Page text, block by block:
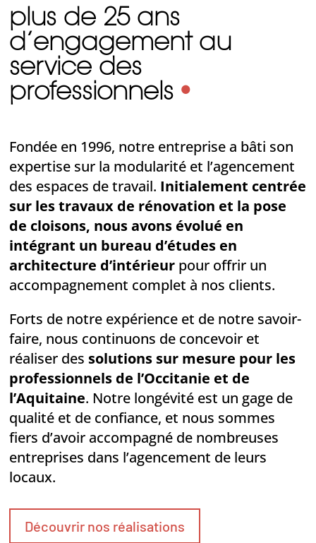
plus de 25 ans
d’engagement au
service des
professionnels •
Fondée en 1996, notre entreprise a bâti son
expertise sur la modularité et l’agencement
des espaces de travail. Initialement centrée
sur les travaux de rénovation et la pose
de cloisons, nous avons évolué en
intégrant un bureau d’études en
architecture d’intérieur pour offrir un
accompagnement complet à nos clients.
Forts de notre expérience et de notre savoir-
faire, nous continuons de concevoir et
réaliser des solutions sur mesure pour les
professionnels de l’Occitanie et de
l’Aquitaine. Notre longévité est un gage de
qualité et de confiance, et nous sommes
fiers d’avoir accompagné de nombreuses
entreprises dans l’agencement de leurs
locaux.
Découvrir nos réalisations